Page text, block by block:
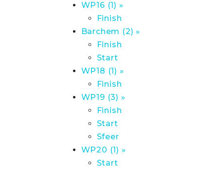
WP16 (1) »
Finish
Barchem (2) »
Finish
Start
WP18 (1) »
Finish
WP19 (3) »
Finish
Start
Sfeer
WP20 (1) »
Start